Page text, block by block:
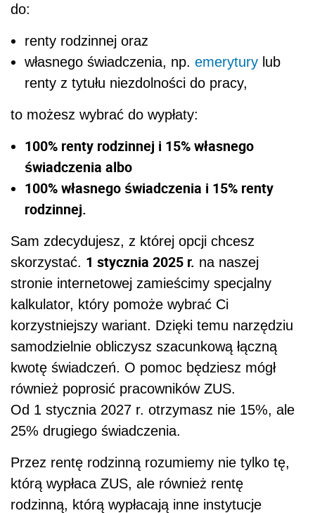
do:
renty rodzinnej oraz
własnego świadczenia, np. emerytury lub
renty z tytułu niezdolności do pracy,
to możesz wybrać do wypłaty:
100% renty rodzinnej i 15% własnego
świadczenia albo
100% własnego świadczenia i 15% renty
rodzinnej.
Sam zdecydujesz, z której opcji chcesz
skorzystać. 1 stycznia 2025 r. na naszej
stronie internetowej zamieścimy specjalny
kalkulator, który pomoże wybrać Ci
korzystniejszy wariant. Dzięki temu narzędziu
samodzielnie obliczysz szacunkową łączną
kwotę świadczeń. O pomoc będziesz mógł
również poprosić pracowników ZUS.
Od 1 stycznia 2027 r. otrzymasz nie 15%, ale
25% drugiego świadczenia.
Przez rentę rodzinną rozumiemy nie tylko tę,
którą wypłaca ZUS, ale również rentę
rodzinną, którą wypłacają inne instytucje